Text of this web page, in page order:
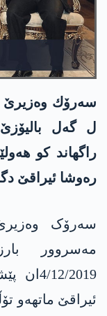
سه‌رۆك وه‌زیرێ
ل گه‌ل
راگهاند كو
رەوشا ئیراقێ
سەرۆک
مەسروور
4/12/
ئیراقێ ماتھەو